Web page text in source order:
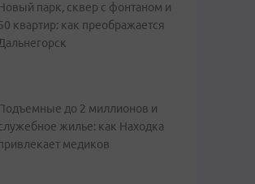
парк, сквер с фонтаном и
50 квартир: как преображается
Дальнегорск
до 2 миллионов и
жилье: как Находка
медиков